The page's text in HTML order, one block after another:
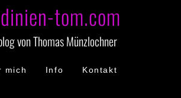
tom.com
von Thomas Münzlochner
mich Info Kontakt